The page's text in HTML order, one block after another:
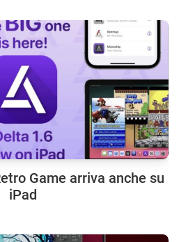
Game arriva anche su
iPad